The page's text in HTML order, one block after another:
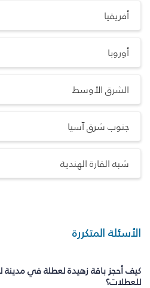
أفريقيا
أوروبا
الشرق الأوسط
جنوب شرق آسيا
شبه القارة الهندية
الأسئلة المتكررة
كيف أحجز باقة زهيدة لعطلة في مدينة
للعطلات؟